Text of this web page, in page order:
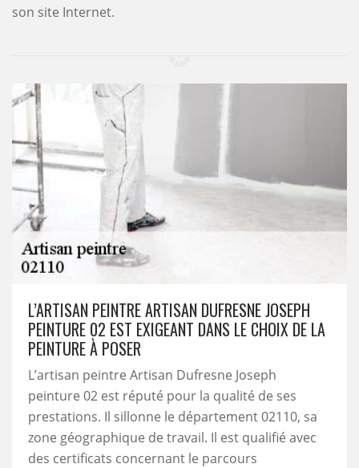
son site Internet.
L’ARTISAN PEINTRE ARTISAN DUFRESNE JOSEPH
PEINTURE 02 EST EXIGEANT DANS LE CHOIX DE LA
PEINTURE À POSER
L’artisan peintre Artisan Dufresne Joseph
peinture 02 est réputé pour la qualité de ses
prestations. Il sillonne le département 02110, sa
zone géographique de travail. Il est qualifié avec
des certificats concernant le parcours